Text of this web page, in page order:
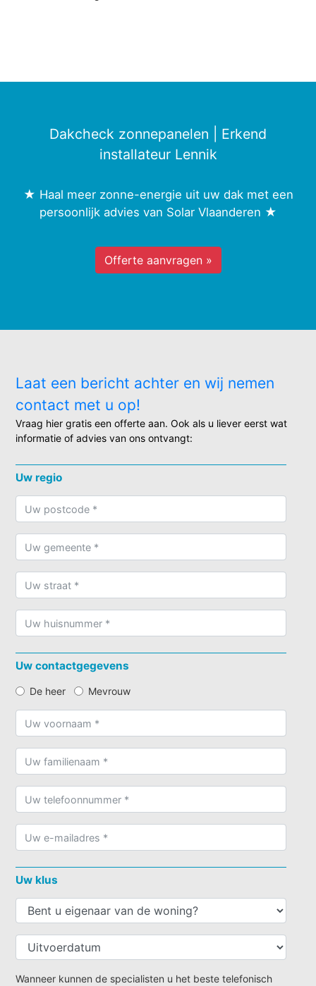
Dakcheck zonnepanelen | Erkend
installateur Lennik
★ Haal meer zonne-energie uit uw dak met een
persoonlijk advies van Solar Vlaanderen ★
Offerte aanvragen »
Laat een bericht achter en wij nemen
contact met u op!
Vraag hier gratis een offerte aan. Ook als u liever eerst wat
informatie of advies van ons ontvangt:
Uw regio
Uw contactgegevens
De heer Mevrouw
Uw klus
Wanneer kunnen de specialisten u het beste telefonisch